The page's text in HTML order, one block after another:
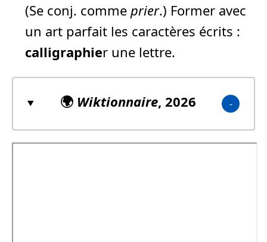
(Se conj. comme prier.) Former avec
un art parfait les caractères écrits :
calligraphier une lettre.
🌍 Wiktionnaire, 2026